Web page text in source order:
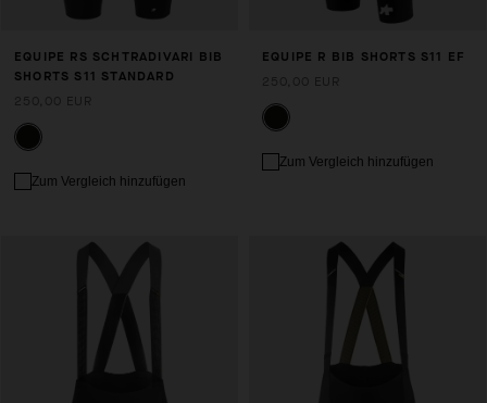
EQUIPE RS SCHTRADIVARI BIB
SHORTS S11 STANDARD
Zum Vergleich hinzufügen
EQUIPE R BIB SHORTS S11 EF
Zum Vergleich hinzufügen